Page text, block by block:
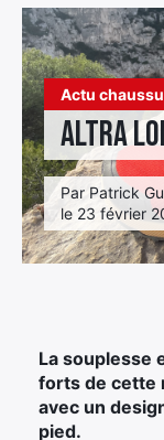
Actu
Altra
Par Patrick
le 23 février
La souplesse
forts de cette
avec un
pied.